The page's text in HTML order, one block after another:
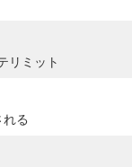
リミット
る